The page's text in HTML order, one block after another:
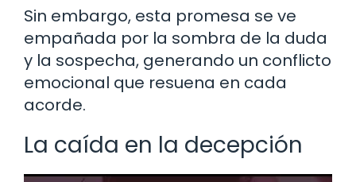
Sin embargo, esta promesa se ve
empañada por la sombra de la duda
y la sospecha, generando un conflicto
emocional que resuena en cada
acorde.
La caída en la decepción